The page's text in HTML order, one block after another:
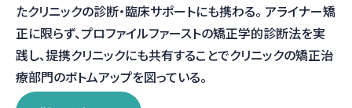
たクリニックの診断・臨床サポートにも携わる。 アライナー矯
正に限らず、プロファイルファーストの矯正学的診断法を実
践し、提携クリニックにも共有することでクリニックの矯正治
療部門のボトムアップを図っている。